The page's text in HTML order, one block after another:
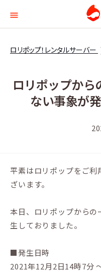
ロリポップ！レンタルサーバー
ロリポップから
ない事象が
平素はロリポップをご利
ざいます。
本日、ロリポップから
生しておりました。
■発生日時
2021年12月2日14時7分